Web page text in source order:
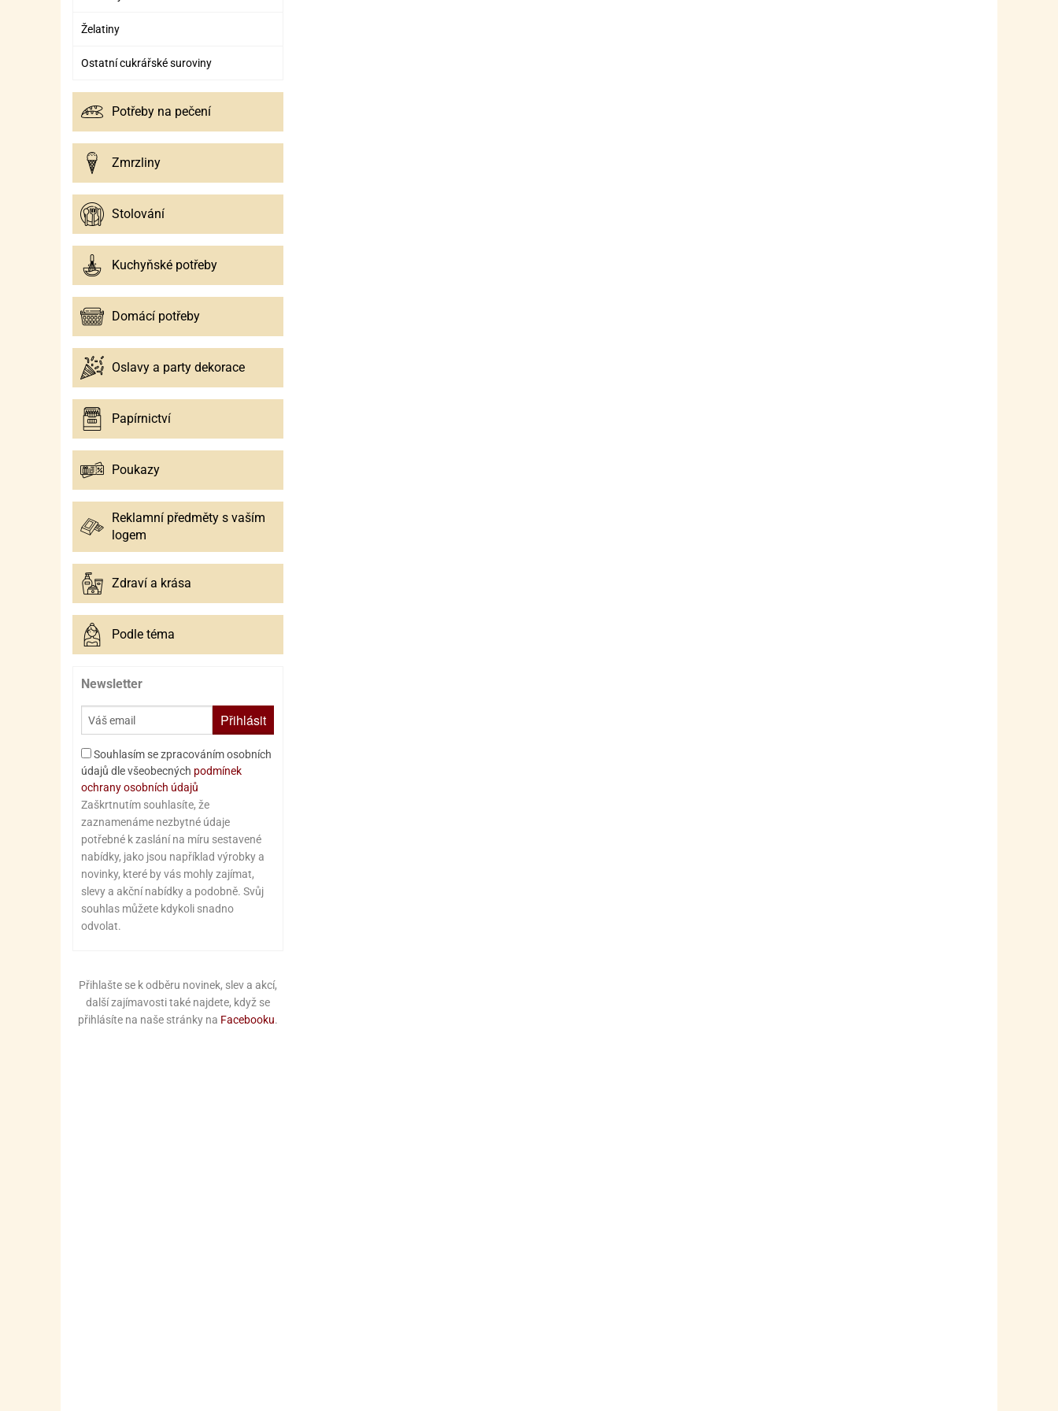
Želatiny
Ostatní cukrářské suroviny
Potřeby na pečení
Zmrzliny
Stolování
Kuchyňské potřeby
Domácí potřeby
Oslavy a party dekorace
Papírnictví
Poukazy
Reklamní předměty s vaším
logem
Zdraví a krása
Podle téma
Newsletter
Přihlásit
Souhlasím se zpracováním osobních
údajů dle všeobecných podmínek
ochrany osobních údajů
Zaškrtnutím souhlasíte, že
zaznamenáme nezbytné údaje
potřebné k zaslání na míru sestavené
nabídky, jako jsou například výrobky a
novinky, které by vás mohly zajímat,
slevy a akční nabídky a podobně. Svůj
souhlas můžete kdykoli snadno
odvolat.
Přihlašte se k odběru novinek, slev a akcí,
další zajímavosti také najdete, když se
přihlásíte na naše stránky na Facebooku.